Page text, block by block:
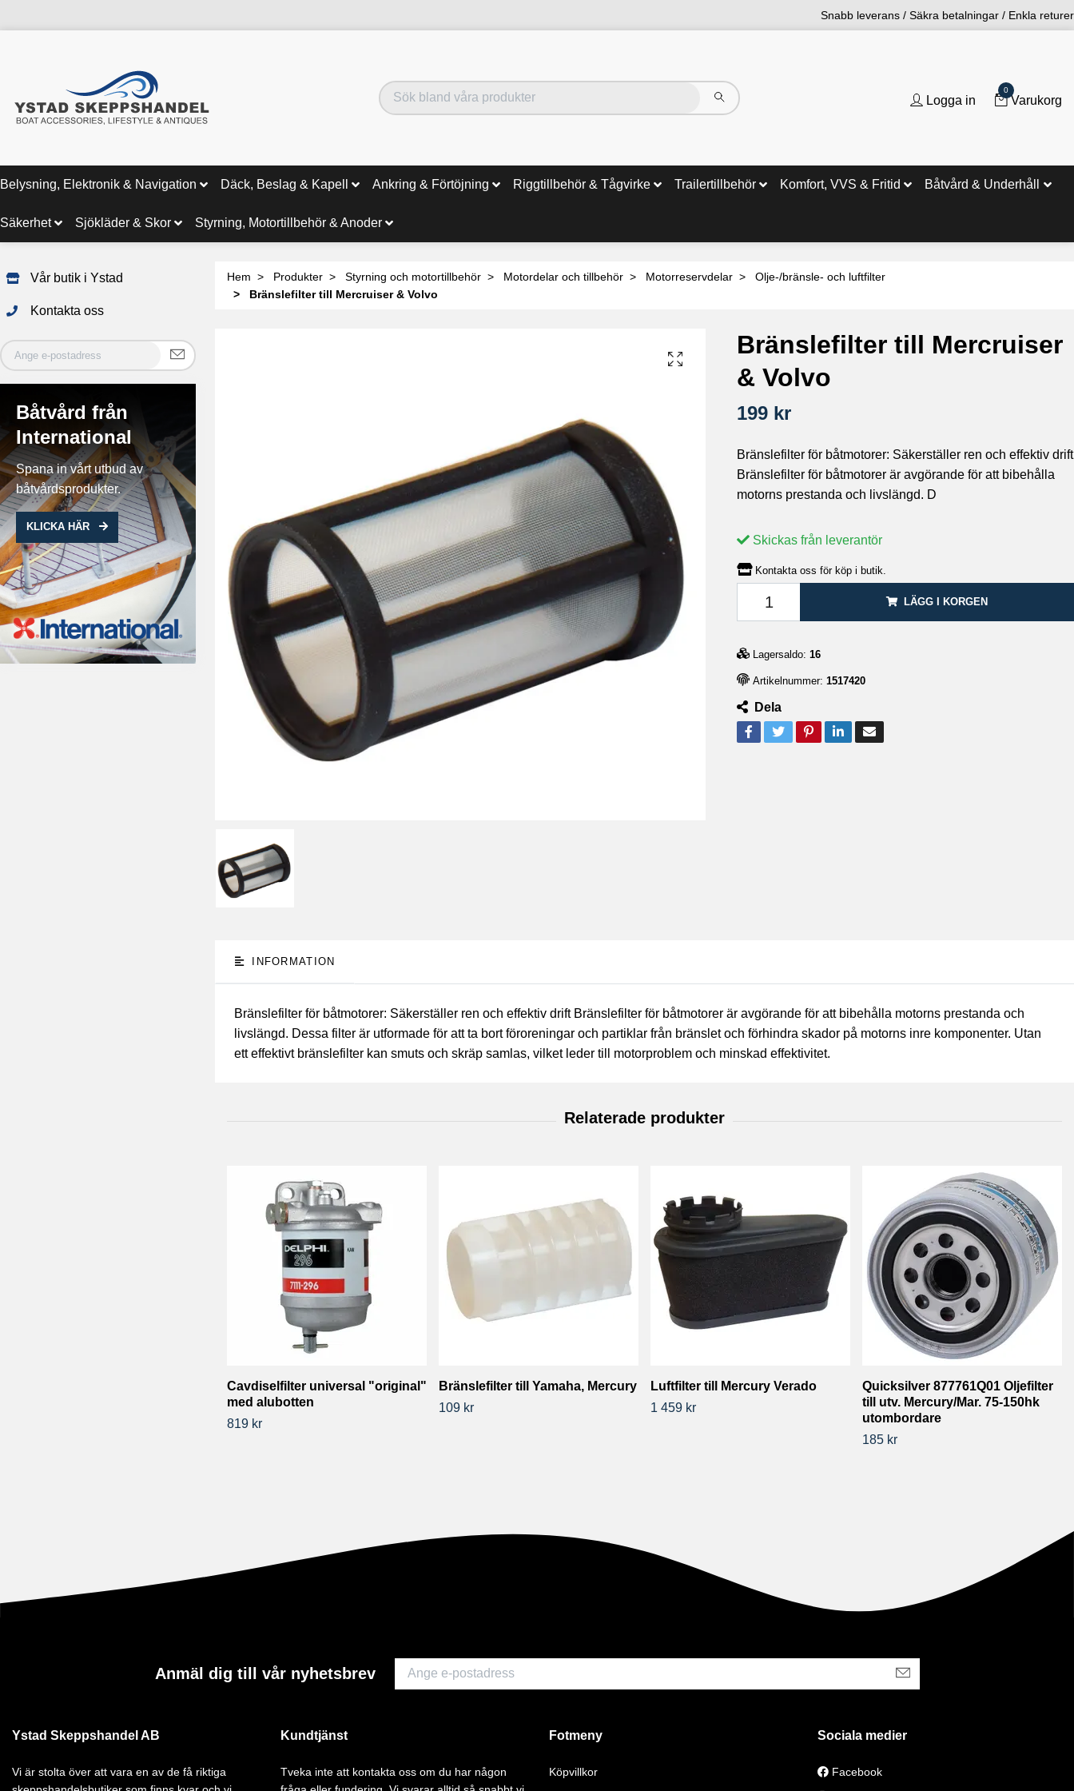
Snabb leverans / Säkra betalningar / Enkla returer
Logga in
0
Varukorg
Belysning, Elektronik & Navigation Däck, Beslag & Kapell Ankring & Förtöjning Riggtillbehör & Tågvirke Trailertillbehör Komfort, VVS & Fritid Båtvård & Underhåll
Säkerhet Sjökläder & Skor Styrning, Motortillbehör & Anoder
Vår butik i Ystad
Kontakta oss
Båtvård från
International
Spana in vårt utbud av
båtvårdsprodukter.
KLICKA HÄR
Hem Produkter Styrning och motortillbehör Motordelar och tillbehör Motorreservdelar
Olje-/bränsle- och luftfilter
Bränslefilter till Mercruiser & Volvo
Bränslefilter till Mercruiser
& Volvo
199 kr
Bränslefilter för båtmotorer: Säkerställer ren och effektiv drift
Bränslefilter för båtmotorer är avgörande för att bibehålla
motorns prestanda och livslängd. D
Skickas från leverantör
Kontakta oss för köp i butik.
LÄGG I KORGEN
Lagersaldo: 16
Artikelnummer: 1517420
Dela
INFORMATION
Bränslefilter för båtmotorer: Säkerställer ren och effektiv drift Bränslefilter för båtmotorer är avgörande för att bibehålla motorns prestanda och
livslängd. Dessa filter är utformade för att ta bort föroreningar och partiklar från bränslet och förhindra skador på motorns inre komponenter. Utan
ett effektivt bränslefilter kan smuts och skräp samlas, vilket leder till motorproblem och minskad effektivitet.
Cavdiselfilter universal "original"
med alubotten
819 kr
Bränslefilter till Yamaha, Mercury
109 kr
Luftfilter till Mercury Verado
1 459 kr
Quicksilver 877761Q01 Oljefilter
till utv. Mercury/Mar. 75-150hk
utombordare
185 kr
Anmäl dig till vår nyhetsbrev
Ystad Skeppshandel AB
Vi är stolta över att vara en av de få riktiga
Kundtjänst
Tveka inte att kontakta oss om du har någon
Fotmeny
Köpvillkor
Sociala medier
Facebook